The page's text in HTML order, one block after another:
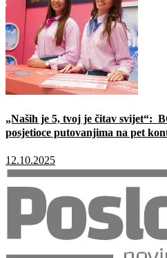
„Naših je 5, tvoj je čitav svijet“:
posjetioce putovanjima na pet
12.10.2025